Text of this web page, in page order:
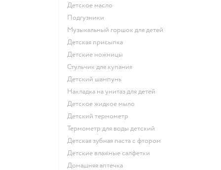
детское масло
подгузники
музыкальный горшок для детей
детская присыпка
детские ножницы
стульчик для купания
детский шампунь
накладка на унитаз для детей
детское жидкое мыло
детский термометр
термометр для воды детский
детская зубная паста с фтором
детские влажные салфетки
домашняя аптечка